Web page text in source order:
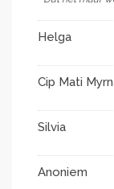
Helga
Cip Mati
Silvia
Anoniem